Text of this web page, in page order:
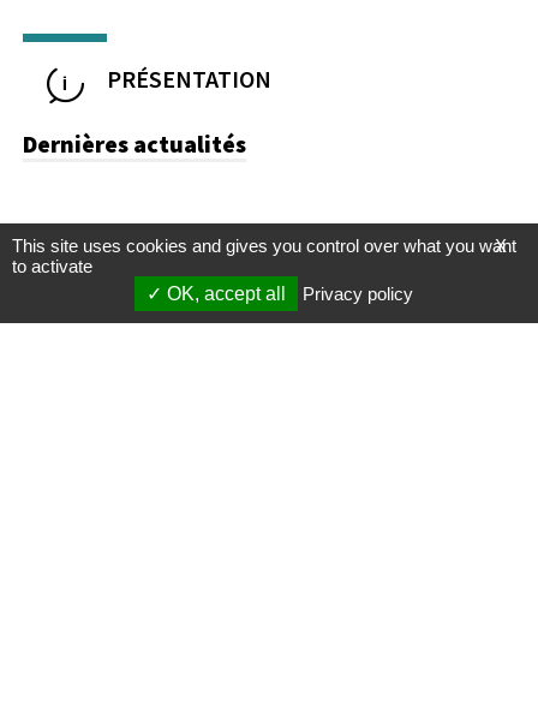
PRÉSENTATION
Dernières actualités
X
This site uses cookies and gives you control over what you want
to activate
OK, accept all
Privacy policy